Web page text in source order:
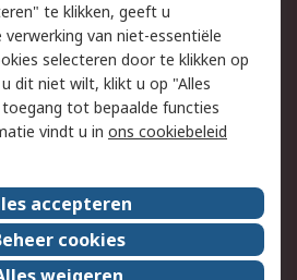
Email veiligheid
Websitevoorwaarden
Over ons
Werken bij RS
te klikken, geeft u
van niet-essentiële
selecteren door te klikken op
dit niet wilt, klikt u op "Alles
tot bepaalde functies
vindt u in ons cookiebeleid
accepteren
cookies